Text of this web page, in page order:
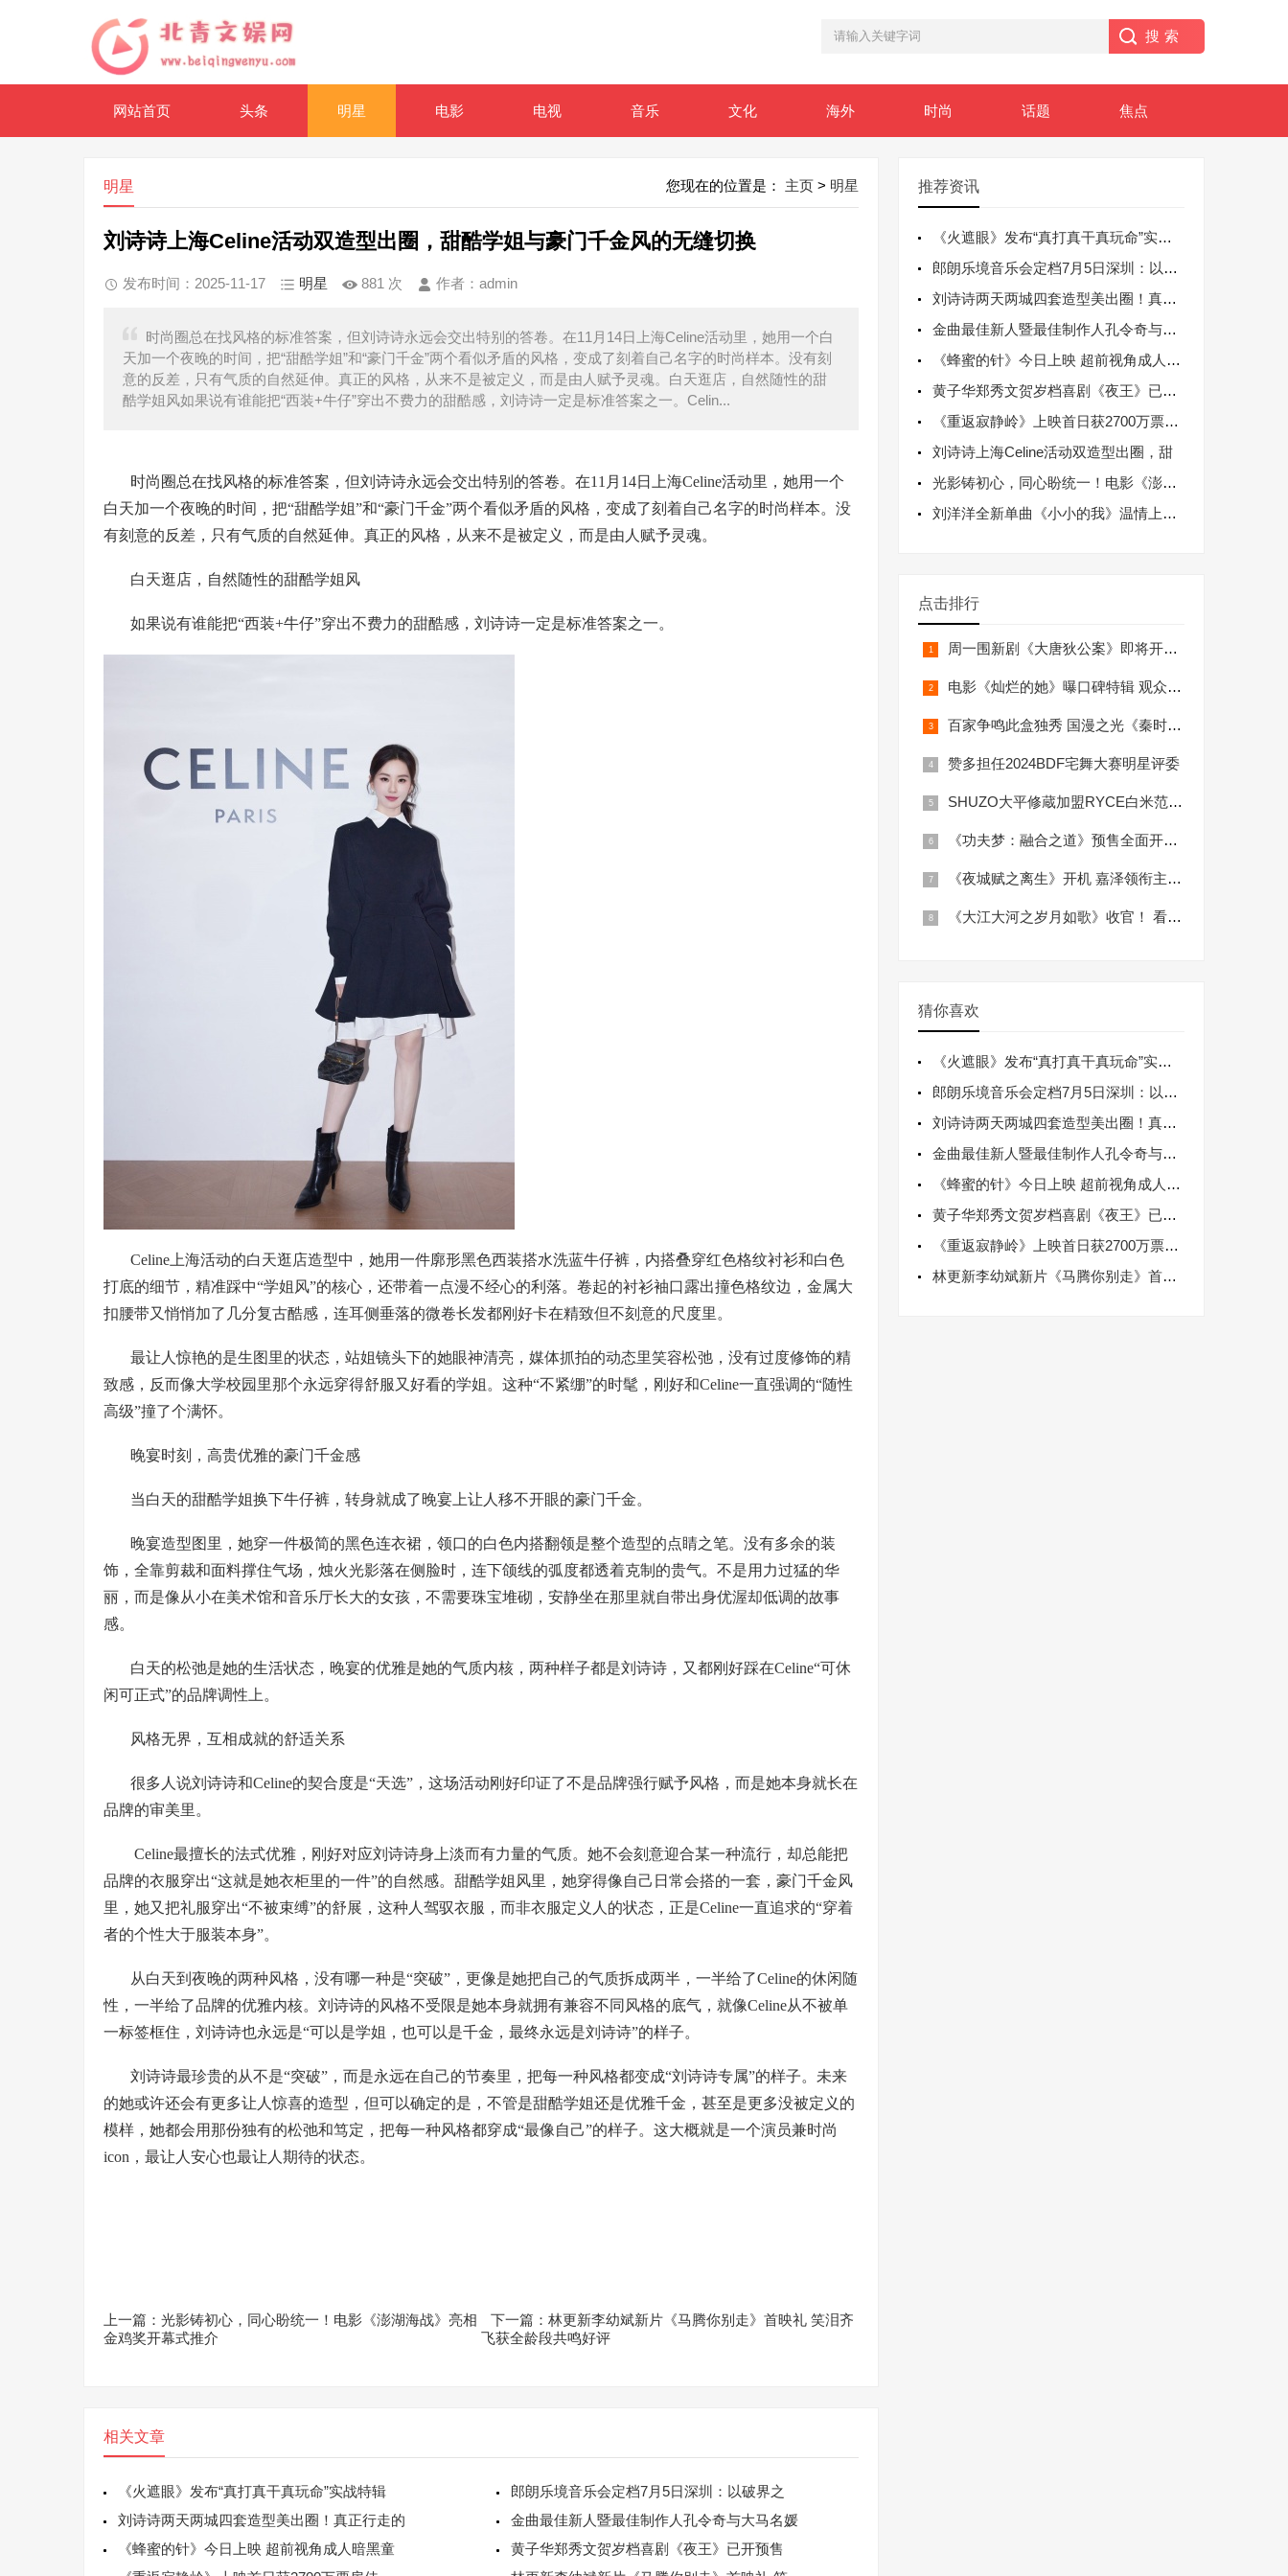
网站首页 头条 明星 电影 电视 音乐 文化 海外 时尚 话题 焦点
您现在的位置是： 主页 > 明星
明星
刘诗诗上海Celine活动双造型出圈，甜酷学姐与豪门千金风的无缝切换
发布时间：2025-11-17 明星 881 次 作者： admin
时尚圈总在找风格的标准答案，但刘诗诗永远会交出特别的答卷。在11月14日上海Celine活动里，她用一个白
天加一个夜晚的时间，把“甜酷学姐”和“豪门千金”两个看似矛盾的风格，变成了刻着自己名字的时尚样本。没有刻
意的反差，只有气质的自然延伸。真正的风格，从来不是被定义，而是由人赋予灵魂。白天逛店，自然随性的甜
酷学姐风如果说有谁能把“西装+牛仔”穿出不费力的甜酷感，刘诗诗一定是标准答案之一。Celin...
时尚圈总在找风格的标准答案，但刘诗诗永远会交出特别的答卷。在11月14日上海Celine活动里，她用一个
白天加一个夜晚的时间，把“甜酷学姐”和“豪门千金”两个看似矛盾的风格，变成了刻着自己名字的时尚样本。没
有刻意的反差，只有气质的自然延伸。真正的风格，从来不是被定义，而是由人赋予灵魂。
白天逛店，自然随性的甜酷学姐风
如果说有谁能把“西装+牛仔”穿出不费力的甜酷感，刘诗诗一定是标准答案之一。
Celine上海活动的白天逛店造型中，她用一件廓形黑色西装搭水洗蓝牛仔裤，内搭叠穿红色格纹衬衫和白色
打底的细节，精准踩中“学姐风”的核心，还带着一点漫不经心的利落。卷起的衬衫袖口露出撞色格纹边，金属大
扣腰带又悄悄加了几分复古酷感，连耳侧垂落的微卷长发都刚好卡在精致但不刻意的尺度里。
最让人惊艳的是生图里的状态，站姐镜头下的她眼神清亮，媒体抓拍的动态里笑容松弛，没有过度修饰的精
致感，反而像大学校园里那个永远穿得舒服又好看的学姐。这种“不紧绷”的时髦，刚好和Celine一直强调的“随性
高级”撞了个满怀。
晚宴时刻，高贵优雅的豪门千金感
当白天的甜酷学姐换下牛仔裤，转身就成了晚宴上让人移不开眼的豪门千金。
晚宴造型图里，她穿一件极简的黑色连衣裙，领口的白色内搭翻领是整个造型的点睛之笔。没有多余的装
饰，全靠剪裁和面料撑住气场，烛火光影落在侧脸时，连下颌线的弧度都透着克制的贵气。不是用力过猛的华
丽，而是像从小在美术馆和音乐厅长大的女孩，不需要珠宝堆砌，安静坐在那里就自带出身优渥却低调的故事
感。
白天的松弛是她的生活状态，晚宴的优雅是她的气质内核，两种样子都是刘诗诗，又都刚好踩在Celine“可休
闲可正式”的品牌调性上。
风格无界，互相成就的舒适关系
很多人说刘诗诗和Celine的契合度是“天选”，这场活动刚好印证了不是品牌强行赋予风格，而是她本身就长在
品牌的审美里。
Celine最擅长的法式优雅，刚好对应刘诗诗身上淡而有力量的气质。她不会刻意迎合某一种流行，却总能把
品牌的衣服穿出“这就是她衣柜里的一件”的自然感。甜酷学姐风里，她穿得像自己日常会搭的一套，豪门千金风
里，她又把礼服穿出“不被束缚”的舒展，这种人驾驭衣服，而非衣服定义人的状态，正是Celine一直追求的“穿着
者的个性大于服装本身”。
从白天到夜晚的两种风格，没有哪一种是“突破”，更像是她把自己的气质拆成两半，一半给了Celine的休闲随
性，一半给了品牌的优雅内核。刘诗诗的风格不受限是她本身就拥有兼容不同风格的底气，就像Celine从不被单
一标签框住，刘诗诗也永远是“可以是学姐，也可以是千金，最终永远是刘诗诗”的样子。
刘诗诗最珍贵的从不是“突破”，而是永远在自己的节奏里，把每一种风格都变成“刘诗诗专属”的样子。未来
的她或许还会有更多让人惊喜的造型，但可以确定的是，不管是甜酷学姐还是优雅千金，甚至是更多没被定义的
模样，她都会用那份独有的松弛和笃定，把每一种风格都穿成“最像自己”的样子。这大概就是一个演员兼时尚
icon，最让人安心也最让人期待的状态。
上一篇：光影铸初心，同心盼统一！电影《澎湖海战》亮相
金鸡奖开幕式推介
下一篇：林更新李幼斌新片《马腾你别走》首映礼 笑泪齐
飞获全龄段共鸣好评
相关文章
《火遮眼》发布“真打真干真玩命”实战特辑
郎朗乐境音乐会定档7月5日深圳：以破界之
刘诗诗两天两城四套造型美出圈！真正行走的
金曲最佳新人暨最佳制作人孔令奇与大马名媛
《蜂蜜的针》今日上映 超前视角成人暗黑童
黄子华郑秀文贺岁档喜剧《夜王》已开预售
推荐资讯
《火遮眼》发布“真打真干真玩命”实战特辑
郎朗乐境音乐会定档7月5日深圳：以破界之
刘诗诗两天两城四套造型美出圈！真正行走的
金曲最佳新人暨最佳制作人孔令奇与大马名媛
《蜂蜜的针》今日上映 超前视角成人暗黑童
黄子华郑秀文贺岁档喜剧《夜王》已开预售
《重返寂静岭》上映首日获2700万票房佳
刘诗诗上海Celine活动双造型出圈，甜
光影铸初心，同心盼统一！电影《澎湖海战》
刘洋洋全新单曲《小小的我》温情上线，诠释
点击排行
周一围新剧《大唐狄公案》即将开播 演绎狄
电影《灿烂的她》曝口碑特辑 观众为惠英红
百家争鸣此盒独秀 国漫之光《秦时明月》全
赞多担任2024BDF宅舞大赛明星评委
SHUZO大平修蔵加盟RYCE白米范 多
《功夫梦：融合之道》预售全面开启 成龙喊
《夜城赋之离生》开机 嘉泽领衔主演开启
《大江大河之岁月如歌》收官！ 看改革开放
猜你喜欢
《火遮眼》发布“真打真干真玩命”实战特辑
郎朗乐境音乐会定档7月5日深圳：以破界之
刘诗诗两天两城四套造型美出圈！真正行走的
金曲最佳新人暨最佳制作人孔令奇与大马名媛
《蜂蜜的针》今日上映 超前视角成人暗黑童
黄子华郑秀文贺岁档喜剧《夜王》已开预售
《重返寂静岭》上映首日获2700万票房佳
林更新李幼斌新片《马腾你别走》首映礼 笑